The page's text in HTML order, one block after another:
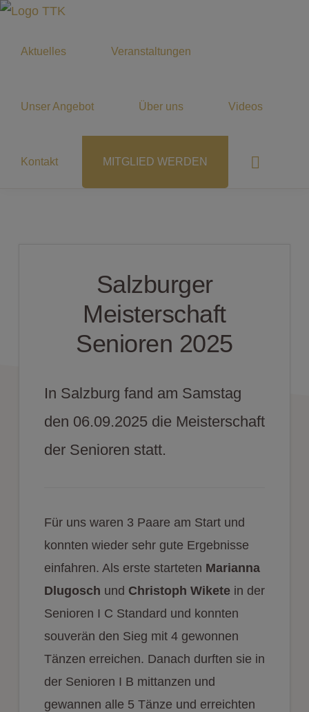
Zur
springen
Zum
springen
GOLD
Tanzklub
Innsbruck
Aktuelles Veranstaltungen
Unser Angebot Über uns Videos
Kontakt MITGLIED WERDEN
Show
Search
Salzburger
Meisterschaft
Senioren 2025
In Salzburg fand am Samstag
den 06.09.2025 die Meisterschaft
der Senioren statt.
Für uns waren 3 Paare am Start und
konnten wieder sehr gute Ergebnisse
einfahren. Als erste starteten Marianna
Dlugosch und Christoph Wiketein der
Senioren I C Standard und konnten
souverän den Sieg mit 4 gewonnen
Tänzen erreichen. Danach durften sie in
der Senioren I B mittanzen und
gewannen alle 5 Tänze und erreichten